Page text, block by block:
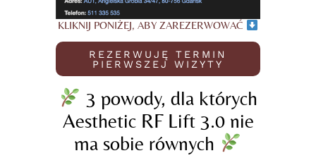
KLIKNIJ PONIŻEJ, ABY ZAREZERWOWAĆ
REZERWUJĘ TERMIN
PIERWSZEJ WIZYTY
3 powody, dla których
Aesthetic RF Lift 3.0 nie
ma sobie równych